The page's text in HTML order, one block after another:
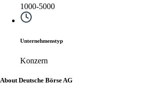
1000-5000
Unternehmenstyp
Konzern
About Deutsche Börse AG